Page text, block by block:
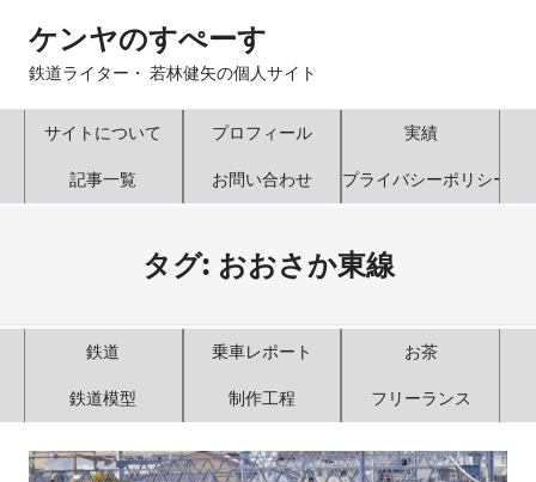
ン
ケンヤのすぺーす
鉄道ライター・ 若林健矢の個人サイト
サイトについて プロフィール
実績
記事一覧
お問い合わせ プライバシーポリシー
タグ: おおさか東線
鉄道 乗車レポート
お茶
鉄道模型
制作工程 フリーランス